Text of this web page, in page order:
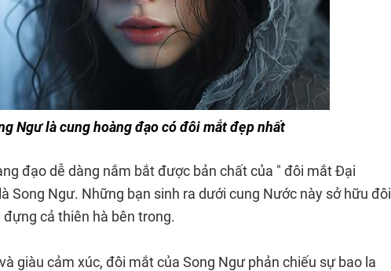
Ngư là cung hoàng đạo có đôi mắt đẹp nhất
đạo dễ dàng nắm bắt được bản chất của " đôi mắt Đại
Song Ngư. Những bạn sinh ra dưới cung Nước này sở hữu đôi
cả thiên hà bên trong.
giàu cảm xúc, đôi mắt của Song Ngư phản chiếu sự bao la